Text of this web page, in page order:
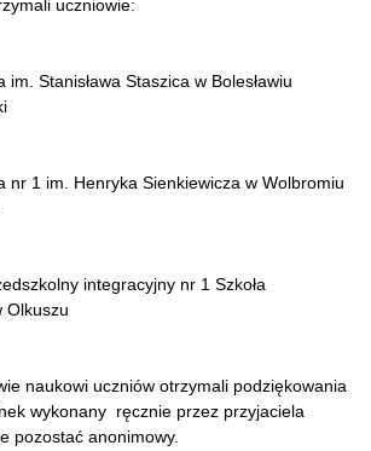
uczniowie:
im. Stanisława Staszica w Bolesławiu
nr 1 im. Henryka Sienkiewicza w Wolbromiu
integracyjny nr 1 Szkoła
Olkuszu
naukowi uczniów otrzymali podziękowania
wykonany ręcznie przez przyjaciela
pozostać anonimowy.